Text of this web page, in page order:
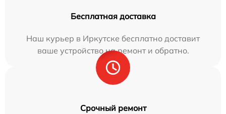
Бесплатная доставка
Наш курьер в Иркутске бесплатно доставит
ваше устройство на ремонт и обратно.
Срочный ремонт